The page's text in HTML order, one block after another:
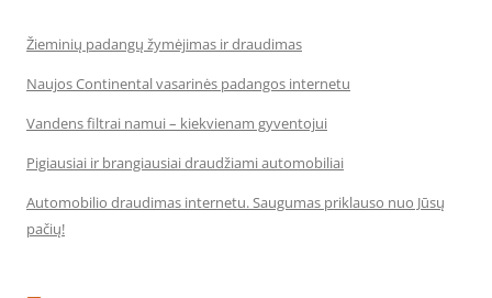
Žieminių padangų žymėjimas ir draudimas
Naujos Continental vasarinės padangos internetu
Vandens filtrai namui – kiekvienam gyventojui
Pigiausiai ir brangiausiai draudžiami automobiliai
Automobilio draudimas internetu. Saugumas priklauso nuo Jūsų
pačių!